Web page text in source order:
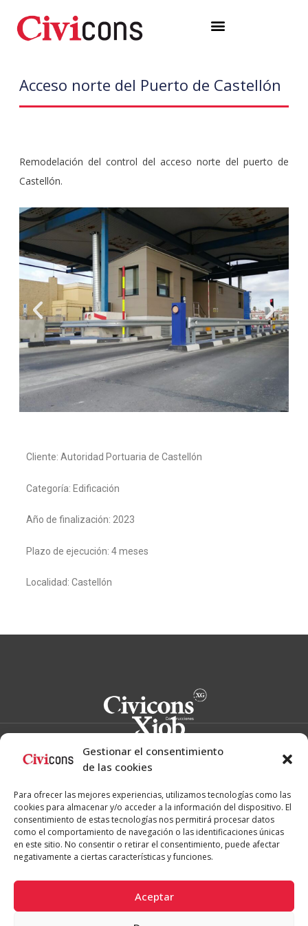
Gestionar el consentimiento
de las cookies
Para ofrecer las mejores experiencias, utilizamos tecnologías como las
cookies para almacenar y/o acceder a la información del dispositivo. El
consentimiento de estas tecnologías nos permitirá procesar datos
como el comportamiento de navegación o las identificaciones únicas
en este sitio. No consentir o retirar el consentimiento, puede afectar
negativamente a ciertas características y funciones.
Aceptar
contenido
Menú
Acceso norte del Puerto de Castellón
Remodelación del control del acceso norte del puerto de
Castellón.
Cliente: Autoridad Portuaria de Castellón
Categoría: Edificación
Año de finalización: 2023
Plazo de ejecución: 4 meses
Localidad: Castellón
Proyectos
Obra propia
Obra pública
Obra privada
Empresa
L